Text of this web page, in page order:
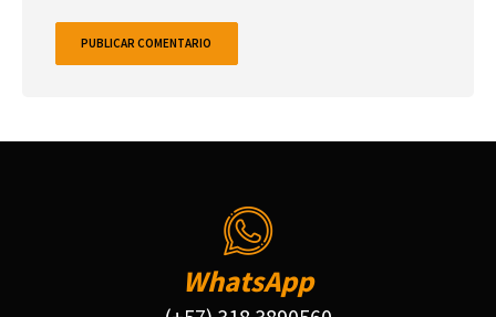
WhatsApp